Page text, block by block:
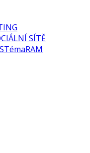
SÍTĚ